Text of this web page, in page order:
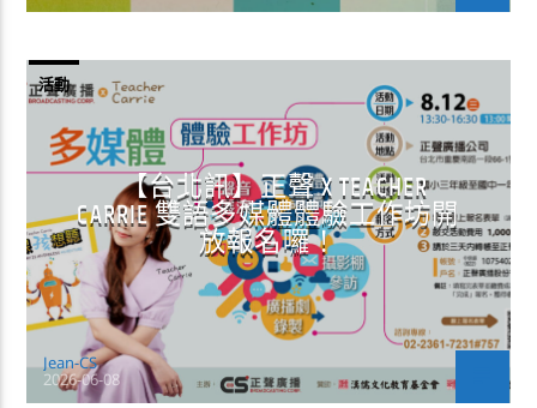
活動
【台北訊】正聲 X TEACHER
CARRIE 雙語多媒體體驗工作坊開
放報名囉！
Jean-CS
2026-06-08